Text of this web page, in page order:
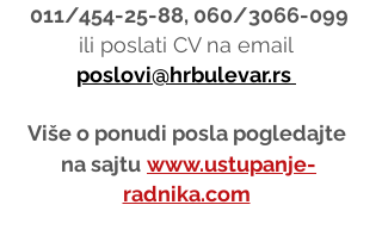
011/454-25-88, 060/3066-099
ili poslati CV na email
poslovi@hrbulevar.rs
Više o ponudi posla pogledajte
na sajtu www.ustupanje-
radnika.com